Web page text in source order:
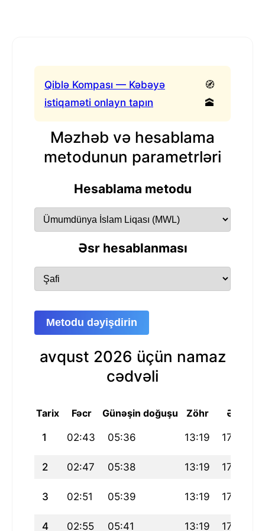
Qiblə Kompası — Kəbəyə
istiqaməti onlayn tapın
🧭
🕋
Məzhəb və hesablama
metodunun parametrləri
Hesablama metodu
Əsr hesablanması
Metodu dəyişdirin
avqust 2026 üçün namaz
cədvəli
Tarix Fəcr Günəşin doğuşu Zöhr Əsr
1 02:43 05:36 13:19 17:29
2 02:47 05:38 13:19 17:28
3 02:51 05:39 13:19 17:27
4 02:55 05:41 13:19 17:27